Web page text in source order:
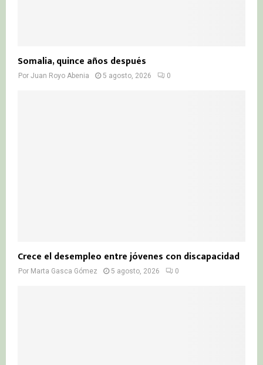
Somalia, quince años después
Por Juan Royo Abenia 5 agosto, 2026 0
Crece el desempleo entre jóvenes con discapacidad
Por Marta Gasca Gómez 5 agosto, 2026 0